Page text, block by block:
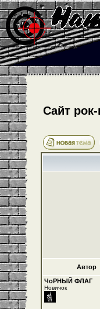
Cайт
Автор
ЧоРНЫЙ ФЛАГ
Новичок